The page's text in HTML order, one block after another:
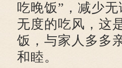
吃晚饭”，减少
无度的吃风，这
饭，与家人多多
和睦。